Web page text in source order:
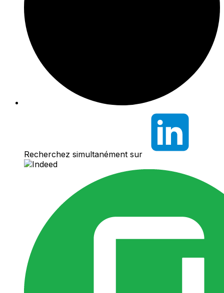
Recherchez simultanément sur